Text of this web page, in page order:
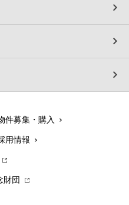
件募集・購入
用情報
財団